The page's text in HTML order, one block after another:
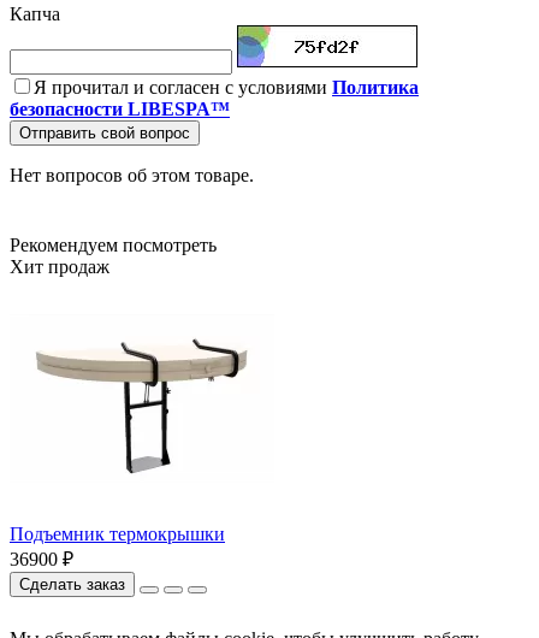
Капча
Я прочитал и согласен с условиями Политика
безопасности LIBESPA™
Отправить свой вопрос
Нет вопросов об этом товаре.
Рекомендуем посмотреть
Хит продаж
Подъемник термокрышки
36900 ₽
Сделать заказ